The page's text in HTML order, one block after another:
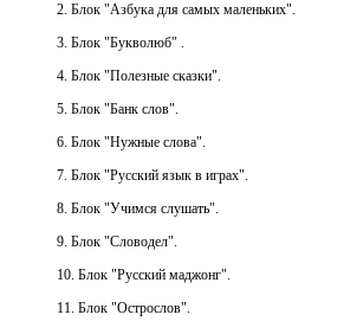
2. Блок "Азбука для самых маленьких".
3. Блок "Букволюб" .
4. Блок "Полезные сказки".
5. Блок "Банк слов".
6. Блок "Нужные слова".
7. Блок "Русский язык в играх".
8. Блок "Учимся слушать".
9. Блок "Словодел".
10. Блок "Русский маджонг".
11. Блок "Острослов".